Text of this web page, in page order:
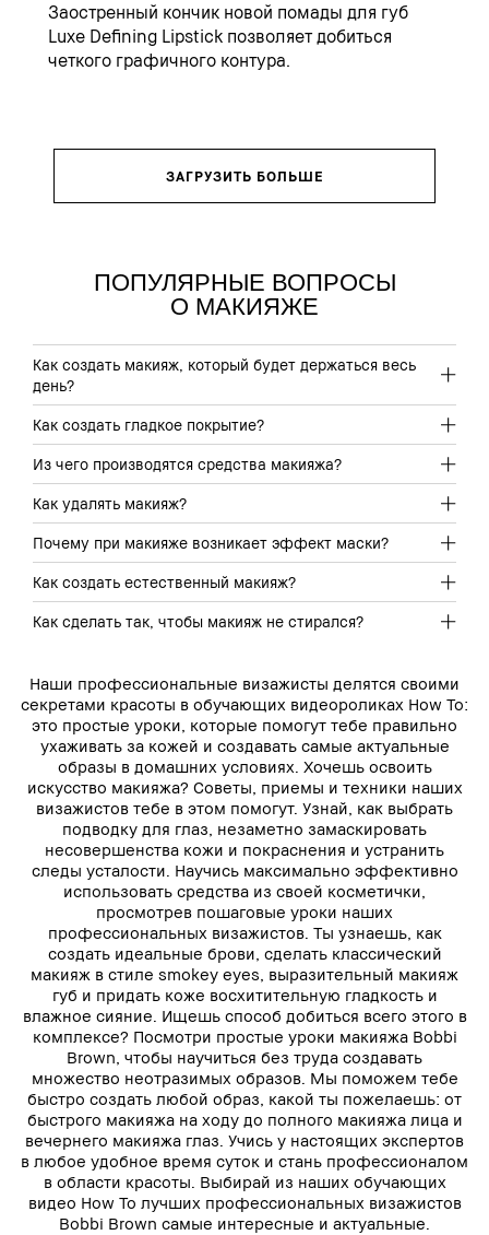
Заостренный кончик новой помады для губ
Luxe Defining Lipstick позволяет добиться
четкого графичного контура.
ЗАГРУЗИТЬ БОЛЬШЕ
ПОПУЛЯРНЫЕ ВОПРОСЫ
О МАКИЯЖЕ
Как создать макияж, который будет держаться весь
день?
Как создать гладкое покрытие?
Из чего производятся средства макияжа?
Как удалять макияж?
Почему при макияже возникает эффект маски?
Как создать естественный макияж?
Как сделать так, чтобы макияж не стирался?
Наши профессиональные визажисты делятся своими
секретами красоты в обучающих видеороликах How To:
это простые уроки, которые помогут тебе правильно
ухаживать за кожей и создавать самые актуальные
образы в домашних условиях. Хочешь освоить
искусство макияжа? Советы, приемы и техники наших
визажистов тебе в этом помогут. Узнай, как выбрать
подводку для глаз, незаметно замаскировать
несовершенства кожи и покраснения и устранить
следы усталости. Научись максимально эффективно
использовать средства из своей косметички,
просмотрев пошаговые уроки наших
профессиональных визажистов. Ты узнаешь, как
создать идеальные брови, сделать классический
макияж в стиле smokey eyes, выразительный макияж
губ и придать коже восхитительную гладкость и
влажное сияние. Ищешь способ добиться всего этого в
комплексе? Посмотри простые уроки макияжа Bobbi
Brown, чтобы научиться без труда создавать
множество неотразимых образов. Мы поможем тебе
быстро создать любой образ, какой ты пожелаешь: от
быстрого макияжа на ходу до полного макияжа лица и
вечернего макияжа глаз. Учись у настоящих экспертов
в любое удобное время суток и стань профессионалом
в области красоты. Выбирай из наших обучающих
видео How To лучших профессиональных визажистов
Bobbi Brown самые интересные и актуальные.